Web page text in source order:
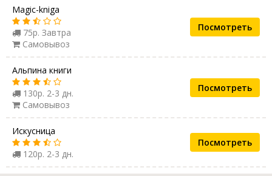
Magic-kniga
75р. Завтра
Самовывоз
Посмотреть
Альпина книги
130р. 2-3 дн.
Самовывоз
Посмотреть
Искусница
120р. 2-3 дн.
Посмотреть